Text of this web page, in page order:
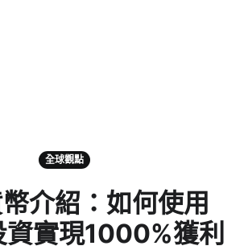
全球觀點
介紹：如何使用
資實現1000%獲利